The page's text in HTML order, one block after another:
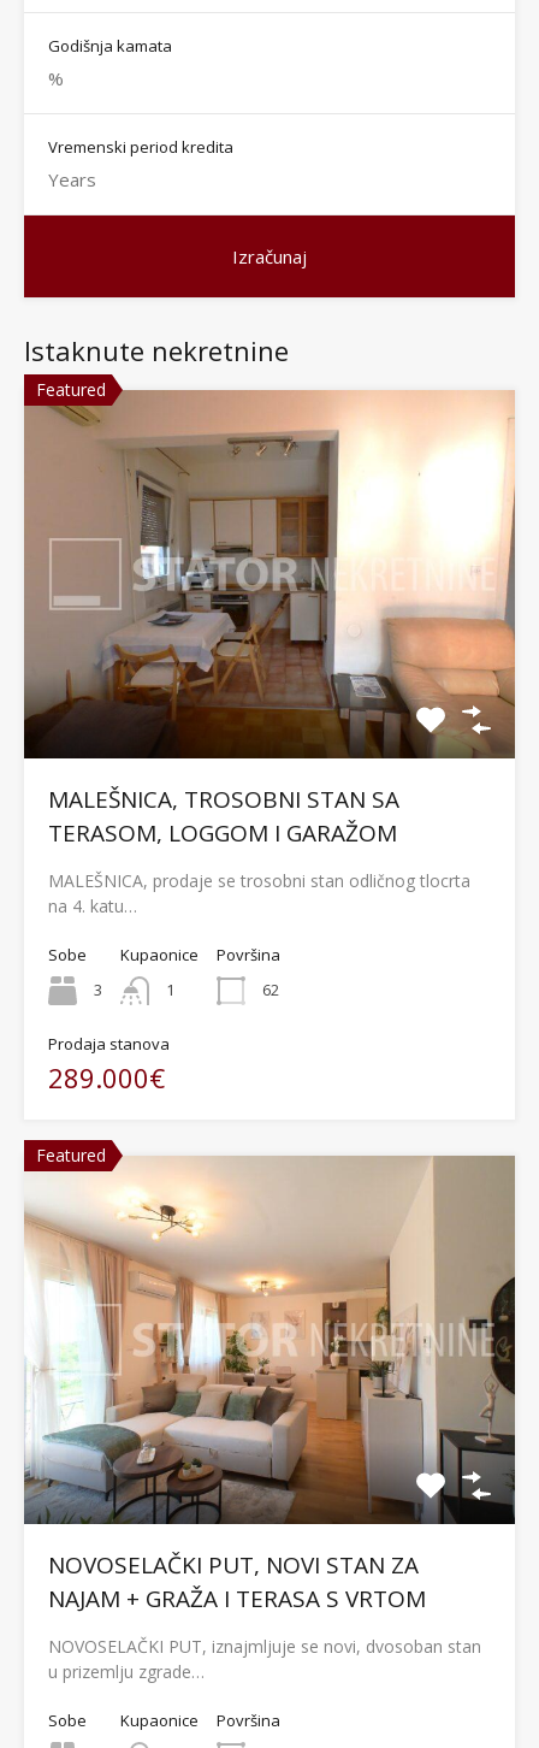
Godišnja kamata
Vremenski period kredita
Istaknute nekretnine
Featured
MALEŠNICA, TROSOBNI STAN SA
TERASOM, LOGGOM I GARAŽOM
MALEŠNICA, prodaje se trosobni stan odličnog tlocrta
na 4. katu…
Sobe
3
Kupaonice
1
Površina
62
Prodaja stanova
289.000€
Featured
NOVOSELAČKI PUT, NOVI STAN ZA
NAJAM + GRAŽA I TERASA S VRTOM
NOVOSELAČKI PUT, iznajmljuje se novi, dvosoban stan
u prizemlju zgrade…
Sobe
Kupaonice
Površina